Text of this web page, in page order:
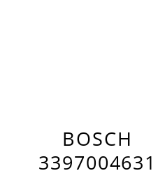
BOSCH
3397004631